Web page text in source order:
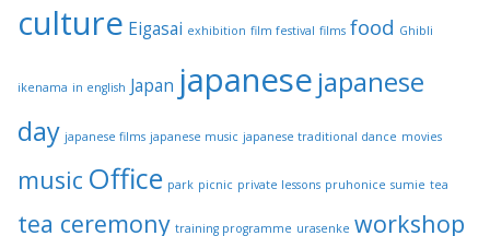
culture Eigasai exhibition film festival films food Ghibli
ikenama in english Japan japanese japanese
day japanese films japanese music japanese traditional dance movies
music Office park picnic private lessons pruhonice sumie tea
tea ceremony training programme urasenke workshop